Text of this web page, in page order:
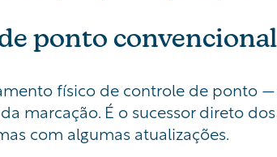
ponto
físico de controle de ponto
marcação. É o sucessor direto
com algumas atualizações.